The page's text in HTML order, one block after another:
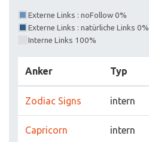
Externe Links : noFollow 0%
Externe Links : natürliche Links 0%
Interne Links 100%
Anker Typ
Zodiac Signs intern
Capricorn intern